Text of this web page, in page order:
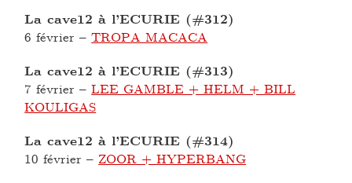
La cave12 à l’ECURIE (#312)
6 février –TROPA MACACA
La cave12 à l’ECURIE (#313)
7 février –LEE GAMBLE + HELM + BILL
KOULIGAS
La cave12 à l’ECURIE (#314)
10 février – ZOOR + HYPERBANG